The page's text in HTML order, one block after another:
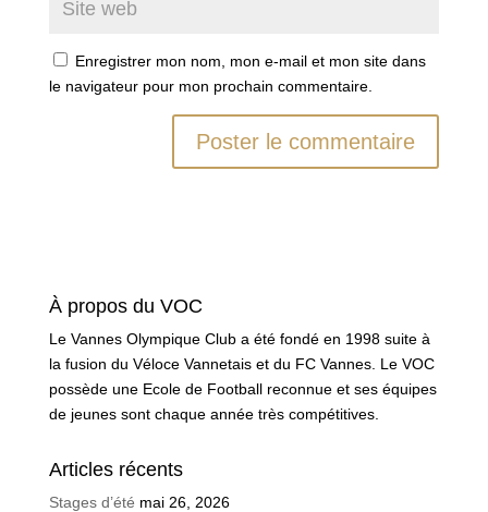
Enregistrer mon nom, mon e-mail et mon site dans
le navigateur pour mon prochain commentaire.
À propos du VOC
Le Vannes Olympique Club a été fondé en 1998 suite à
la fusion du Véloce Vannetais et du FC Vannes. Le VOC
possède une Ecole de Football reconnue et ses équipes
de jeunes sont chaque année très compétitives.
Articles récents
Stages d’été mai 26, 2026